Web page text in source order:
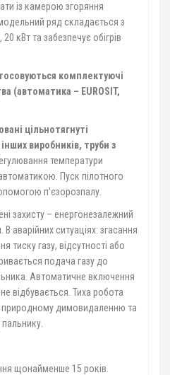
із камерою згоряння
ряд складається з
кВт та забезпечує обігрів
комплектуючі
(автоматика – EUROSIT,
цільнотягнуті
виробників, труби з
температури
Пуск пілотного
п'єзорозпалу.
захисту – енергонезалежний
аварійних ситуаціях: згасання
тиску газу, відсутності або
подача газу до
Автоматичне включення
відбувається. Тиха робота
природному димовидаленню та
щонайменше 15 років.